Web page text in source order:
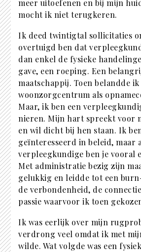
meer uitoefenen en bij mijn
mocht ik niet terugkeren.
Ik deed twintigtal sollicitaties
overtuigd ben dat
dan enkel de fysieke
gave, een roeping. Een
maatschappij. Toen belandde
woonzorgcentrum als
Maar, ik ben een
nieren. Mijn hart spreekt voor
en wil dicht bij hen staan. Ik
geïnteresseerd in beleid, maar
verpleegkundige ben je vooral
Met administratie bezig zijn
gelukkig en leidde tot een
de verbondenheid, de
passie waarvoor ik toen
Ik was eerlijk over mijn
verdrong veel omdat ik met
wilde. Wat volgde was een